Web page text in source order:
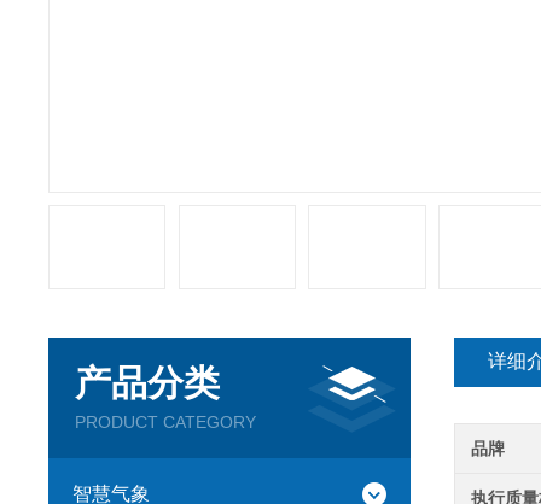
产品分类
PRODUCT CATEGORY
智慧气象
详细
品牌
执行质